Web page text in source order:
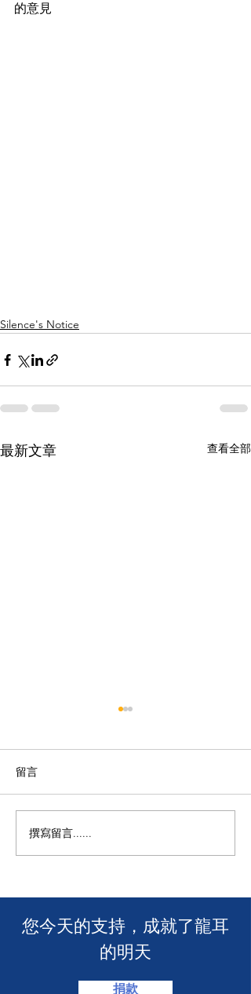
的意見
Silence's Notice
最新文章 查看全部
【龍耳資訊】
留言
撰寫留言......
​您今天的支持，成就了龍耳
的明天
捐款